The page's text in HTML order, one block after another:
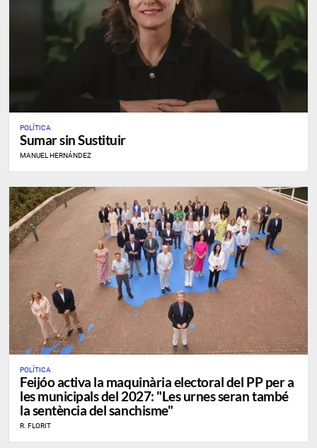
POLÍTICA
Sumar sin Sustituir
MANUEL HERNÁNDEZ
POLÍTICA
Feijóo activa la maquinària electoral del PP per a
les municipals del 2027: "Les urnes seran també
la sentència del sanchisme"
R. FLORIT